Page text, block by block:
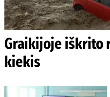
Graikijoje iškrito
kiekis